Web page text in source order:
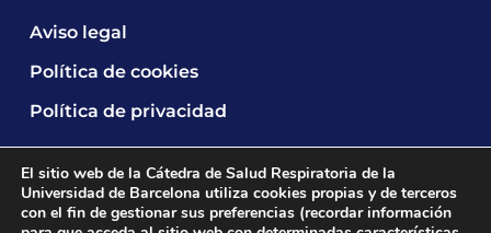
Aviso legal
Política de cookies
Política de privacidad
El sitio web de la Cátedra de Salud Respiratoria de la
Universidad de Barcelona utiliza cookies propias y de terceros
con el fin de gestionar sus preferencias (recordar información